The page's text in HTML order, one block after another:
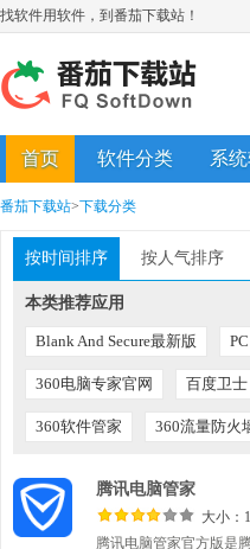
找软件用软件，到番茄下载站！
首页 软件分类 系
番茄下载站>下载分类
按时间排序 按人气排序
本类推荐应用
Blank And Secure最新版
360电脑专家官网 百度卫士
360软件管家 360流量防火
腾讯电脑管家
大小：